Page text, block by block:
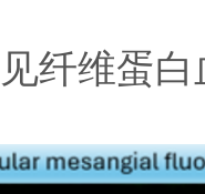
纤维蛋白